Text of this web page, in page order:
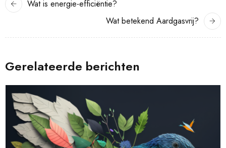
Wat is energie-efficiëntie?
Wat betekend Aardgasvrij?
Gerelateerde berichten